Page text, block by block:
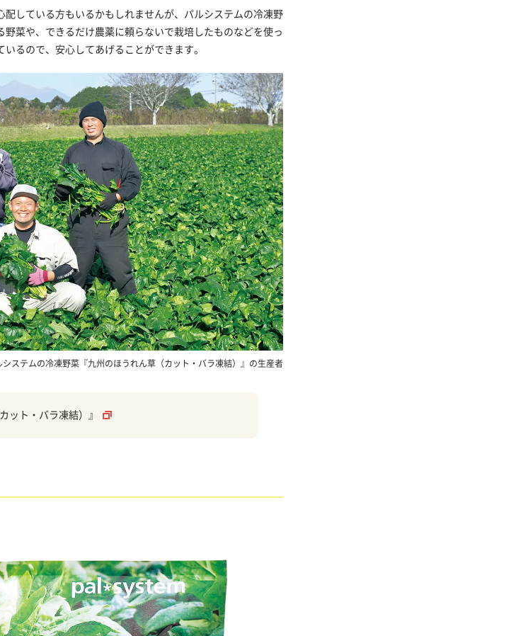
している方もいるかもしれませんが、パルシステムの冷凍野
菜や、できるだけ農薬に頼らないで栽培したものなどを使っ
るので、安心してあげることができます。
システムの冷凍野菜『九州のほうれん草（カット・バラ凍結）』の生産者
ット・バラ凍結）』